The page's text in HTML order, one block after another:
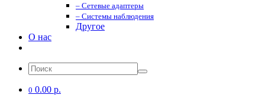
– Сетевые адаптеры
– Системы наблюдения
Другое
О нас
0 0.00 р.